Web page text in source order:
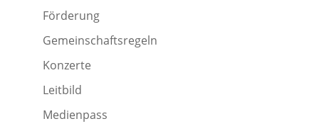
Förderung
Gemeinschaftsregeln
Konzerte
Leitbild
Medienpass